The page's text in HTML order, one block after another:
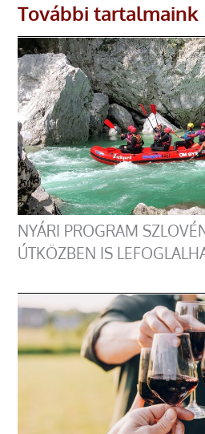
További tartalmaink
NYÁRI PROGRAM
ÚTKÖZBEN IS